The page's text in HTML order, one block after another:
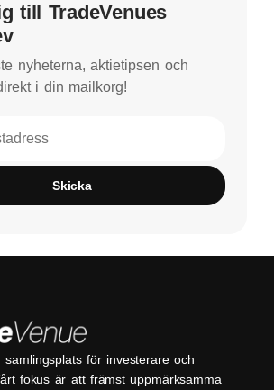
till TradeVenues
nyheterna, aktietipsen och
i din mailkorg!
Skicka
samlingsplats för investerare och
fokus är att främst uppmärksamma